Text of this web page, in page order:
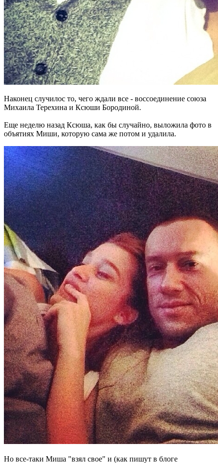
Наконец случилос то, чего ждали все - воссоединение союза
Михаила Терехина и Ксюши Бородиной.
Еще неделю назад Ксюша, как бы случайно, выложила фото в
объятиях Миши, которую сама же потом и удалила.
Но все-таки Миша "взял свое" и (как пишут в блоге